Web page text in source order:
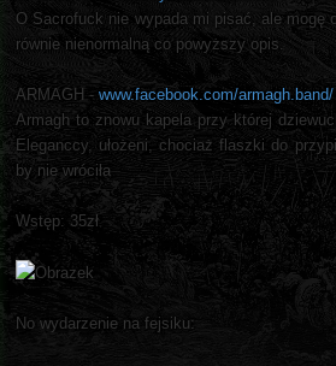
O Sacrofuck nie wypada mi pisać, ale mogę
równie nienormalną co powyższy opis.
ARMAGH - www.facebook.com/armagh.band/
Armagh to znowu kapela przy której
Eleganccy, ułożeni, chociaż flaszki do
by nie wróciła
.
Wstęp: 35zł
No wydarzenie na fejsiku: